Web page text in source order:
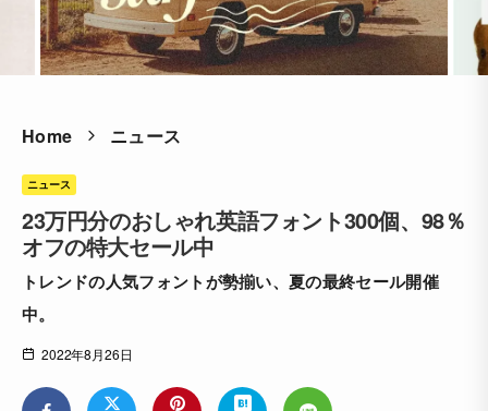
Home ニュース
ニュース
23万円分のおしゃれ英語フォント300個、98％
オフの特大セール中
トレンドの人気フォントが勢揃い、夏の最終セール開催
中。
2022年8月26日